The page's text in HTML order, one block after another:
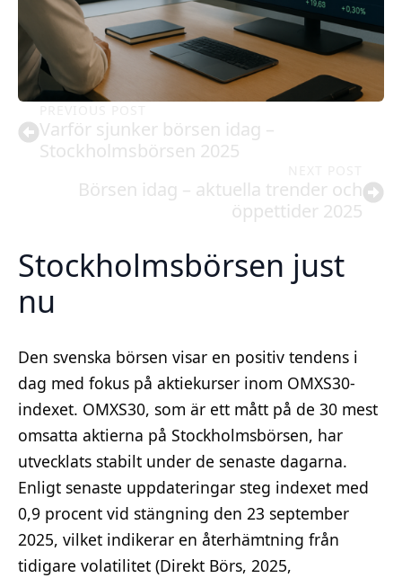
Varför sjunker börsen idag –
Stockholmsbörsen 2025
Börsen idag – aktuella trender och
öppettider 2025
Stockholmsbörsen just
nu
Den svenska börsen visar en positiv tendens i
dag med fokus på aktiekurser inom OMXS30-
indexet. OMXS30, som är ett mått på de 30 mest
omsatta aktierna på Stockholmsbörsen, har
utvecklats stabilt under de senaste dagarna.
Enligt senaste uppdateringar steg indexet med
0,9 procent vid stängning den 23 september
2025, vilket indikerar en återhämtning från
tidigare volatilitet (Direkt Börs, 2025,